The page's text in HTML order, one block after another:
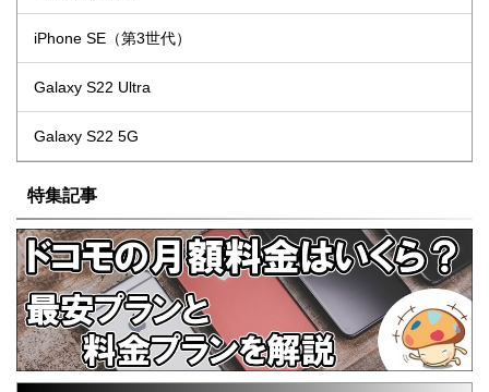
iPhone SE（第3世代）
Galaxy S22 Ultra
Galaxy S22 5G
特集記事